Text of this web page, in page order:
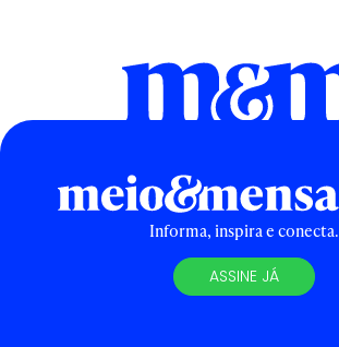
Informa, inspira e conecta.
ASSINE JÁ